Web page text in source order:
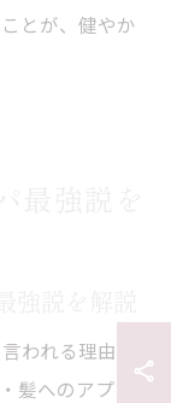
とが、健やか
われる理由が
髪へのアプロ